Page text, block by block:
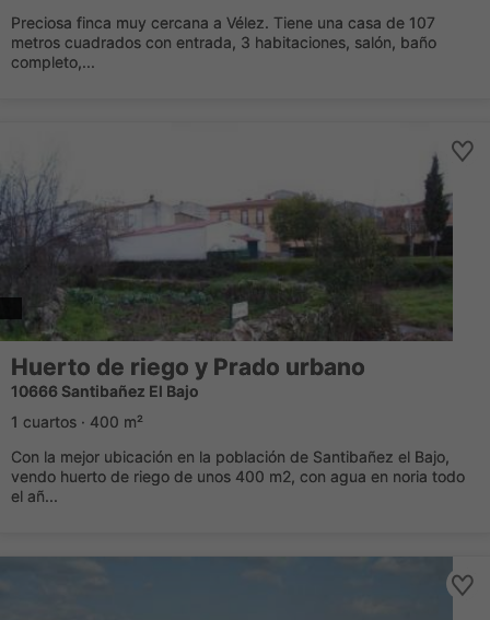
Preciosa finca muy cercana a Vélez. Tiene una casa de 107
metros cuadrados con entrada, 3 habitaciones, salón, baño
completo,...
Huerto de riego y Prado urbano
10666 Santibañez El Bajo
1 cuartos · 400 m²
Con la mejor ubicación en la población de Santibañez el Bajo,
vendo huerto de riego de unos 400 m2, con agua en noria todo
el añ...